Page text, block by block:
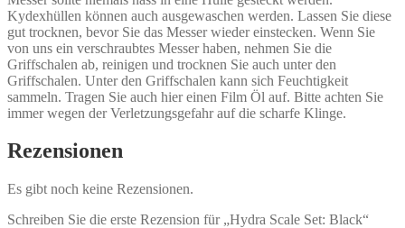
Kydexhüllen können auch ausgewaschen werden. Lassen Sie diese
gut trocknen, bevor Sie das Messer wieder einstecken. Wenn Sie
von uns ein verschraubtes Messer haben, nehmen Sie die
Griffschalen ab, reinigen und trocknen Sie auch unter den
Griffschalen. Unter den Griffschalen kann sich Feuchtigkeit
sammeln. Tragen Sie auch hier einen Film Öl auf. Bitte achten Sie
immer wegen der Verletzungsgefahr auf die scharfe Klinge.
Rezensionen
Es gibt noch keine Rezensionen.
Schreiben Sie die erste Rezension für „Hydra Scale Set: Black“